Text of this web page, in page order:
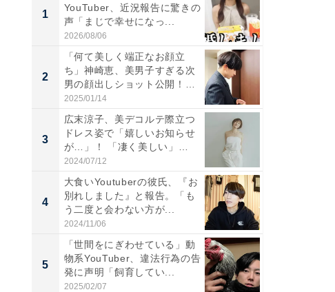
1
YouTuber、近況報告に驚きの
声「まじで幸せになっ...
2026/08/06
2
「何て美しく端正なお顔立
ち」神崎恵、美男子すぎる次
男の顔出しショット公開！
「め...
2025/01/14
3
広末涼子、美デコルテ際立つ
ドレス姿で「嬉しいお知らせ
が…」！ 「凄く美しい」
「透...
2024/07/12
4
大食いYoutuberの彼氏、『お
別れしました』と報告。「も
う二度と会わない方が...
2024/11/06
5
「世間をにぎわせている」動
物系YouTuber、違法行為の告
発に声明「飼育してい...
2025/02/07